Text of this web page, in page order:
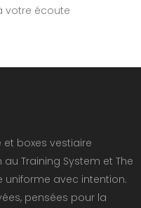
votre écoute
boxes vestiaire
Training System et The
uniforme avec intention.
pensées pour la